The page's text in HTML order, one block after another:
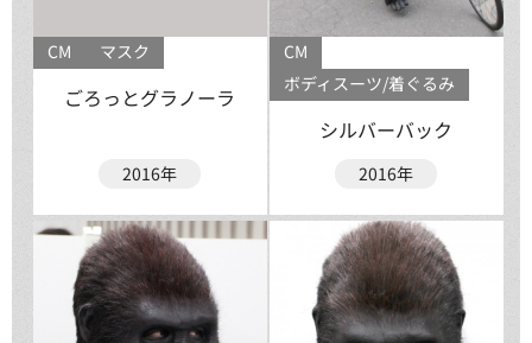
CM マスク
ごろっとグラノーラ
2016年
CM
ボディスーツ/着ぐるみ
シルバーバック
2016年